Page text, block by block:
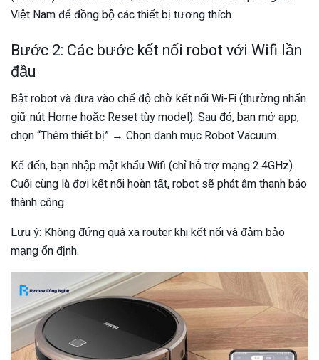
Việt Nam để đồng bộ các thiết bị tương thích.
Bước 2: Các bước kết nối robot với Wifi lần
đầu
Bật robot và đưa vào chế độ chờ kết nối Wi-Fi (thường nhấn
giữ nút Home hoặc Reset tùy model). Sau đó, bạn mở app,
chọn “Thêm thiết bị” → Chọn danh mục Robot Vacuum.
Kế đến, bạn nhập mật khẩu Wifi (chỉ hỗ trợ mạng 2.4GHz).
Cuối cùng là đợi kết nối hoàn tất, robot sẽ phát âm thanh báo
thành công.
Lưu ý: Không đứng quá xa router khi kết nối và đảm bảo
mạng ổn định.